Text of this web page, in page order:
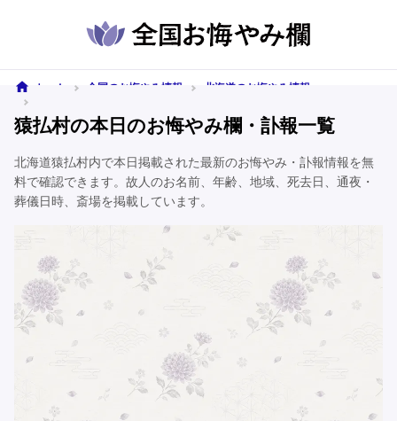
ホーム 全国のお悔やみ情報
北海道のお悔やみ情報
猿払村の本日のお悔やみ欄・訃報一覧
北海道猿払村内で本日掲載された最新のお悔やみ・訃報情報を無
料で確認できます。故人のお名前、年齢、地域、死去日、通夜・
葬儀日時、斎場を掲載しています。